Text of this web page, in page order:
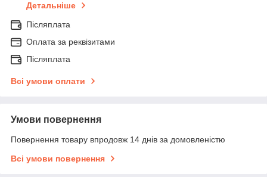
Детальніше
Післяплата
Оплата за реквізитами
Післяплата
Всі умови оплати
Умови повернення
Повернення товару впродовж 14 днів за домовленістю
Всі умови повернення